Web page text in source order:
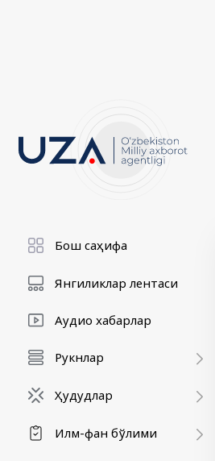
Бош саҳифа
Янгиликлар лентаси
Аудио хабарлар
Рукнлар
Ҳудудлар
Илм-фан бўлими